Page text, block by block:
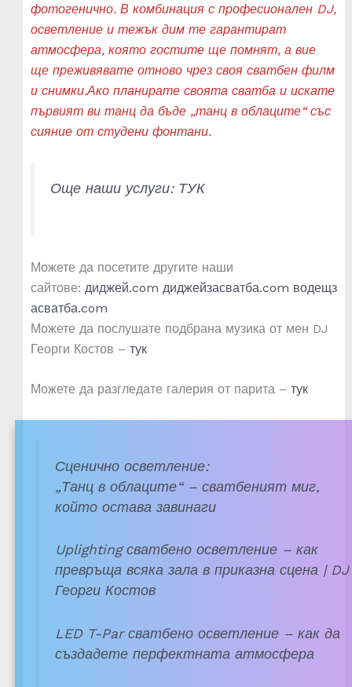
фотогенично. В комбинация с професионален DJ,
осветление и тежък дим те гарантират
атмосфера, която гостите ще помнят, а вие
ще преживявате отново чрез своя сватбен филм
и снимки.Ако планирате своята сватба и искате
първият ви танц да бъде „танц в облаците“ със
сияние от студени фонтани.
Още наши услуги: ТУК
Можете да посетите другите наши
сайтове: диджей.com диджейзасватба.com водещз
асватба.com
Можете да послушате подбрана музика от мен DJ
Георги Костов – тук
Можете да разгледате галерия от парита – тук
Сценично осветление:
„Танц в облаците“ – сватбеният миг,
който остава завинаги
Uplighting сватбено осветление – как
превръща всяка зала в приказна сцена | DJ
Георги Костов
LED T-Par сватбено осветление – как да
създадете перфектната атмосфера